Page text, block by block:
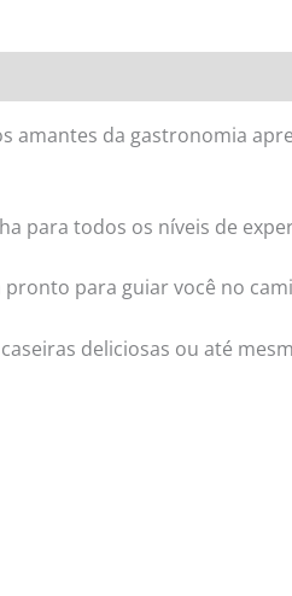
amantes da gastronomia
para todos os níveis de
para guiar você no
deliciosas ou até